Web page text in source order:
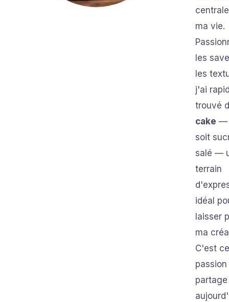
ma vie.
les
les
j'ai
trouvé
cake —
soit
salé —
terrain
idéal
laisser
ma
C'est
partage